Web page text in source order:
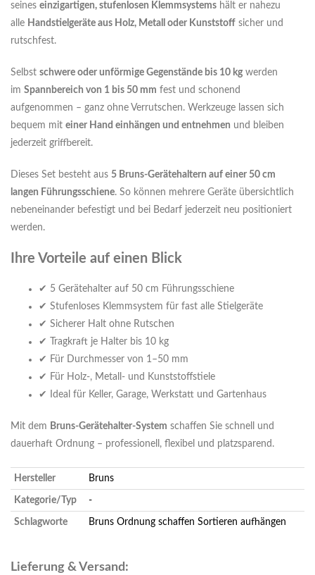
seines einzigartigen, stufenlosen Klemmsystems hält er nahezu
alle Handstielgeräte aus Holz, Metall oder Kunststoff sicher und
rutschfest.
Selbst schwere oder unförmige Gegenstände bis 10 kg werden
im Spannbereich von 1 bis 50 mm fest und schonend
aufgenommen – ganz ohne Verrutschen. Werkzeuge lassen sich
bequem mit einer Hand einhängen und entnehmen und bleiben
jederzeit griffbereit.
Dieses Set besteht aus 5 Bruns-Gerätehaltern auf einer 50 cm
langen Führungsschiene. So können mehrere Geräte übersichtlich
nebeneinander befestigt und bei Bedarf jederzeit neu positioniert
werden.
Ihre Vorteile auf einen Blick
✔ 5 Gerätehalter auf 50 cm Führungsschiene
✔ Stufenloses Klemmsystem für fast alle Stielgeräte
✔ Sicherer Halt ohne Rutschen
✔ Tragkraft je Halter bis 10 kg
✔ Für Durchmesser von 1–50 mm
✔ Für Holz-, Metall- und Kunststoffstiele
✔ Ideal für Keller, Garage, Werkstatt und Gartenhaus
Mit dem Bruns-Gerätehalter-System schaffen Sie schnell und
dauerhaft Ordnung – professionell, flexibel und platzsparend.
Hersteller Bruns
Kategorie/Typ -
Schlagworte Bruns Ordnung schaffen Sortieren aufhängen
Lieferung & Versand: